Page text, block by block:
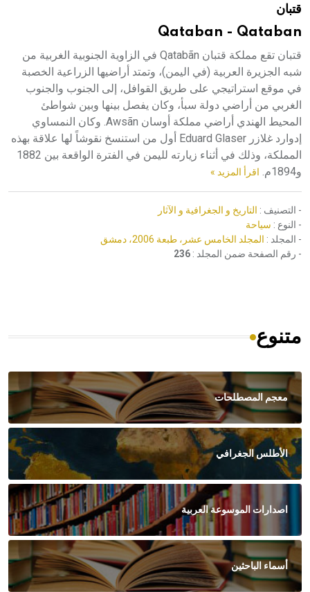
قتبان
Qataban - Qataban
قتبان تقع مملكة قتبان Qatabãn في الزاوية الجنوبية الغربية من
شبه الجزيرة العربية (في اليمن)، وتمتد أراضيها الزراعية الخصبة
في موقع استراتيجي على طريق القوافل، إلى الجنوب والجنوب
الغربي من أراضي دولة سبأ، وكان يفصل بينها وبين شواطئ
المحيط الهندي أراضي مملكة أوسان Awsãn. وكان النمساوي
إدوارد غلازر Eduard Glaser أول من استنسخ نقوشاً لها علاقة بهذه
المملكة، وذلك في أثناء زيارته لليمن في الفترة الواقعة بين 1882
و1894م.
اقرأ المزيد »
- التصنيف : التاريخ و الجغرافية و الآثار
- النوع : سياحة
- المجلد : المجلد الخامس عشر، طبعة 2006، دمشق
- رقم الصفحة ضمن المجلد : 236
متنوع
معجم المصطلحات
الأطلس الجغرافي
اصدارات الموسوعة العربية
أسماء الباحثين